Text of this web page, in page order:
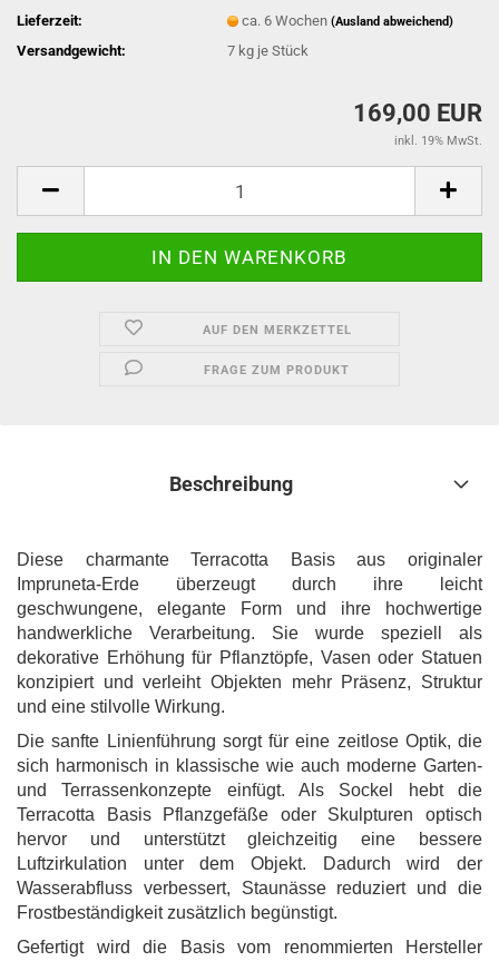
Lieferzeit:
ca. 6 Wochen(Ausland abweichend)
Versandgewicht: 7 kg je Stück
169,00 EUR
inkl. 19% MwSt.
AUF DEN MERKZETTEL
FRAGE ZUM PRODUKT
Beschreibung
Diese charmante Terracotta Basis aus originaler
Impruneta-Erde überzeugt durch ihre leicht
geschwungene, elegante Form und ihre hochwertige
handwerkliche Verarbeitung. Sie wurde speziell als
dekorative Erhöhung für Pflanztöpfe, Vasen oder Statuen
konzipiert und verleiht Objekten mehr Präsenz, Struktur
und eine stilvolle Wirkung.
Die sanfte Linienführung sorgt für eine zeitlose Optik, die
sich harmonisch in klassische wie auch moderne Garten-
und Terrassenkonzepte einfügt. Als Sockel hebt die
Terracotta Basis Pflanzgefäße oder Skulpturen optisch
hervor und unterstützt gleichzeitig eine bessere
Luftzirkulation unter dem Objekt. Dadurch wird der
Wasserabfluss verbessert, Staunässe reduziert und die
Frostbeständigkeit zusätzlich begünstigt.
Gefertigt wird die Basis vom renommierten Hersteller